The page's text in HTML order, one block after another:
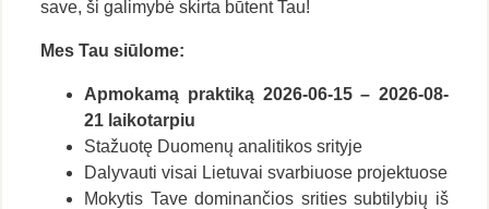
save, ši galimybė skirta būtent Tau!
Mes Tau siūlome:
Apmokamą praktiką 2026-06-15 – 2026-08-
21 laikotarpiu
Stažuotę Duomenų analitikos srityje
Dalyvauti visai Lietuvai svarbiuose projektuose
Mokytis Tave dominančios srities subtilybių iš